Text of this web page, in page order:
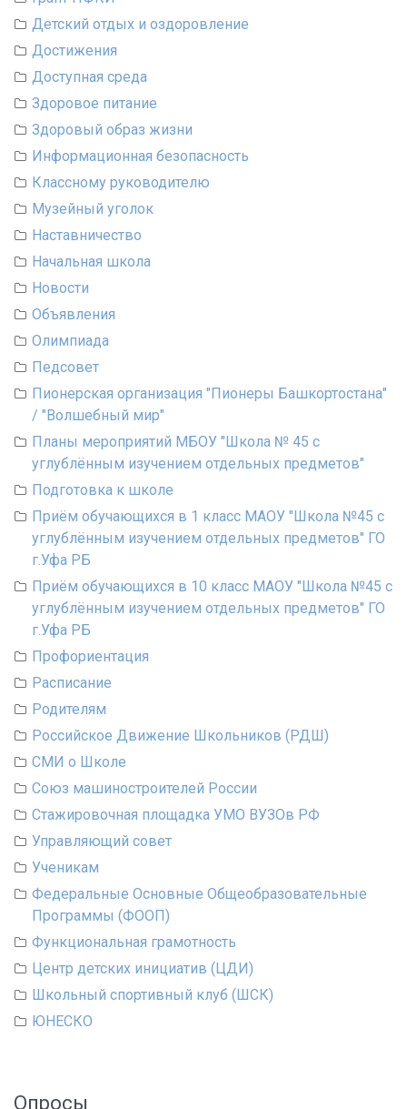
Детский отдых и оздоровление
Достижения
Доступная среда
Здоровое питание
Здоровый образ жизни
Информационная безопасность
Классному руководителю
Музейный уголок
Наставничество
Начальная школа
Новости
Объявления
Олимпиада
Педсовет
Пионерская организация "Пионеры Башкортостана"
/ "Волшебный мир"
Планы мероприятий МБОУ "Школа № 45 с
углублённым изучением отдельных предметов"
Подготовка к школе
Приём обучающихся в 1 класс МАОУ "Школа №45 с
углублённым изучением отдельных предметов" ГО
г.Уфа РБ
Приём обучающихся в 10 класс МАОУ "Школа №45 с
углублённым изучением отдельных предметов" ГО
г.Уфа РБ
Профориентация
Расписание
Родителям
Российское Движение Школьников (РДШ)
СМИ о Школе
Союз машиностроителей России
Стажировочная площадка УМО ВУЗОв РФ
Управляющий совет
Ученикам
Федеральные Основные Общеобразовательные
Программы (ФООП)
Функциональная грамотность
Центр детских инициатив (ЦДИ)
Школьный спортивный клуб (ШСК)
ЮНЕСКО
Опросы